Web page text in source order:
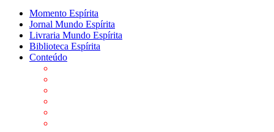
Momento Espírita
Jornal Mundo Espírita
Livraria Mundo Espírita
Biblioteca Espírita
Conteúdo